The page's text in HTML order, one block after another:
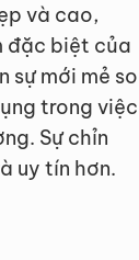
và cao,
đặc biệt của
sự mới mẻ so
trong việc
Sự chỉn
uy tín hơn.